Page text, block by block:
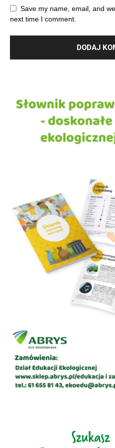
Save my name, email, and
next time I comment.